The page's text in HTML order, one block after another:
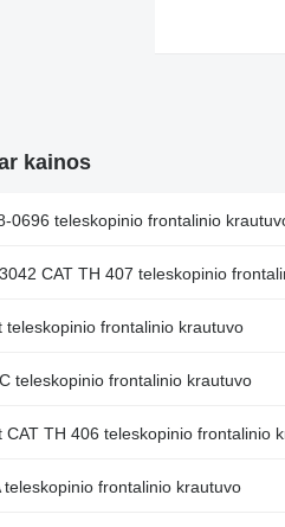
kainos
0696 teleskopinio frontalinio
CAT TH 407 teleskopinio
teleskopinio frontalinio krautuvo
teleskopinio frontalinio krautuvo
CAT TH 406 teleskopinio frontalinio
frontalinio krautuvo